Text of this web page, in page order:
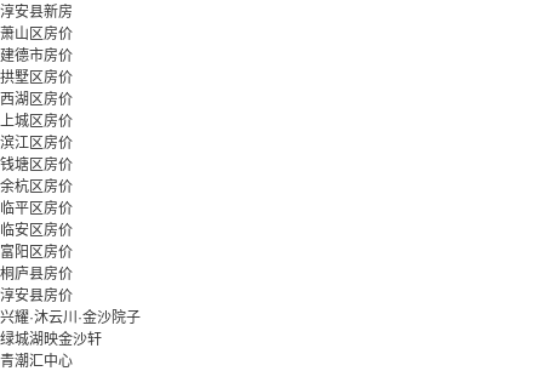
淳安县新房
萧山区房价
建德市房价
拱墅区房价
西湖区房价
上城区房价
滨江区房价
钱塘区房价
余杭区房价
临平区房价
临安区房价
富阳区房价
桐庐县房价
淳安县房价
兴耀·沐云川·金沙院子
绿城湖映金沙轩
青潮汇中心